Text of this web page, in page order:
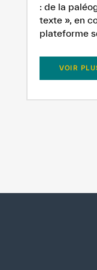
: de la
texte », en
plateforme
VOIR